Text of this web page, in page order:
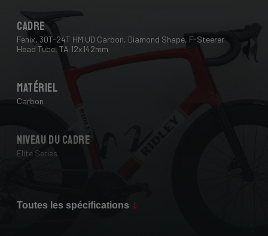
Cadre
Fenix, 30T-24T HM UD Carbon, Diamond Shape, F-Steerer
Head Tube, TA 12x142mm
Matériel
Carbon
Niveau du cadre
Elite Series
28 mm
Toutes les spécifications